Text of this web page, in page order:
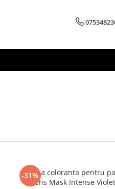
-31%
Masca coloranta pentru
intens Mask Intense